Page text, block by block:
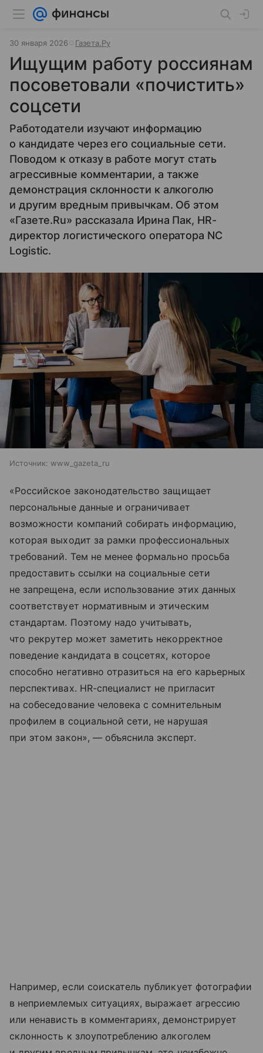
30 января 2026 Газета.Ру
Ищущим работу россиянам
посоветовали «почистить»
соцсети
Работодатели изучают информацию
о кандидате через его социальные сети.
Поводом к отказу в работе могут стать
агрессивные комментарии, а также
демонстрация склонности к алкоголю
и другим вредным привычкам. Об этом
«Газете.Ru» рассказала Ирина Пак, HR-
директор логистического оператора NC
Logistic.
Источник: www_gazeta_ru
«Российское законодательство защищает
персональные данные и ограничивает
возможности компаний собирать информацию,
которая выходит за рамки профессиональных
требований. Тем не менее формально просьба
предоставить ссылки на социальные сети
не запрещена, если использование этих данных
соответствует нормативным и этическим
стандартам. Поэтому надо учитывать,
что рекрутер может заметить некорректное
поведение кандидата в соцсетях, которое
способно негативно отразиться на его карьерных
перспективах. HR-специалист не пригласит
на собеседование человека с сомнительным
профилем в социальной сети, не нарушая
при этом закон», — объяснила эксперт.
Например, если соискатель публикует фотографии
в неприемлемых ситуациях, выражает агрессию
или ненависть в комментариях, демонстрирует
склонность к злоупотреблению алкоголем